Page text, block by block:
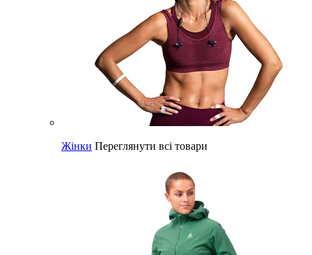
Жінки Переглянути всі товари